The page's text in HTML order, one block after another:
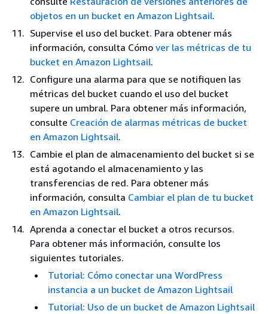
objetos en un bucket en Amazon Lightsail.
Supervise el uso del bucket. Para obtener más
información, consulta Cómo ver las métricas de tu
bucket en Amazon Lightsail.
Configure una alarma para que se notifiquen las
métricas del bucket cuando el uso del bucket
supere un umbral. Para obtener más información,
consulte Creación de alarmas métricas de bucket
en Amazon Lightsail.
Cambie el plan de almacenamiento del bucket si se
está agotando el almacenamiento y las
transferencias de red. Para obtener más
información, consulta Cambiar el plan de tu bucket
en Amazon Lightsail.
Aprenda a conectar el bucket a otros recursos.
Para obtener más información, consulte los
siguientes tutoriales.
Tutorial: Cómo conectar una WordPress
instancia a un bucket de Amazon Lightsail
Tutorial: Uso de un bucket de Amazon Lightsail